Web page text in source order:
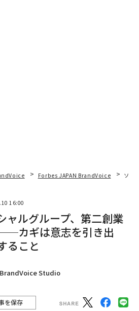
Forbes JAPAN BrandVoice ソニ
16:00
ャルグループ、第二創業
カギは意志を引き出
ること
BrandVoice Studio
を保存